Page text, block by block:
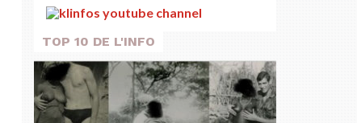
TOP 10 DE L'INFO